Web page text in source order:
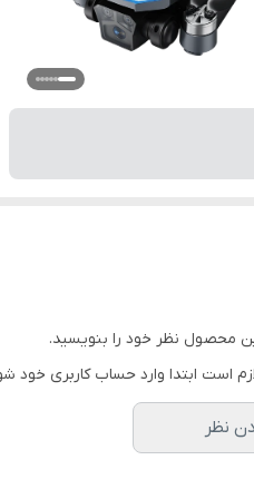
محصول نظر خود را بنویسید.
است ابتدا وارد حساب کاربری خود
نظر